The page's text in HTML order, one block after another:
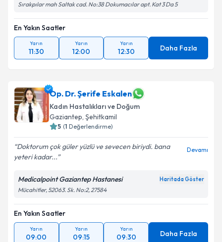
Sırakpılar mah Saltak cad. No:38 Dokumacılar apt. Kat 3 Da 5
En Yakın Saatler
Yarın
11:30
Yarın
12:00
Yarın
12:30 Daha Fazla
Op. Dr. Şerife Eskalen
Kadın Hastalıkları ve Doğum
Gaziantep, Şehitkamil
5 (1 Değerlendirme)
Doktorum çok güler yüzlü ve sevecen biriydi. bana
yeteri kadar...
Devamı
Medicalpoint Gaziantep Hastanesi Haritada Göster
Mücahitler, 52063. Sk. No:2, 27584
En Yakın Saatler
Yarın
09:00
Yarın
09:15
Yarın
09:30 Daha Fazla